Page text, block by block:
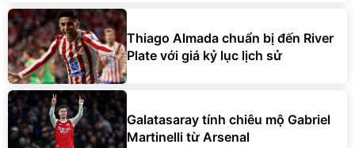
Thiago Almada chuẩn bị đến River
Plate với giá kỷ lục lịch sử
Galatasaray tính chiêu mộ Gabriel
Martinelli từ Arsenal